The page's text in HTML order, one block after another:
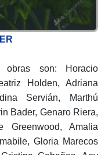
son: Horacio
Holden, Adriana
Servián, Marthú
Bader, Genaro Riera,
Greenwood, Amalia
Gloria Marecos